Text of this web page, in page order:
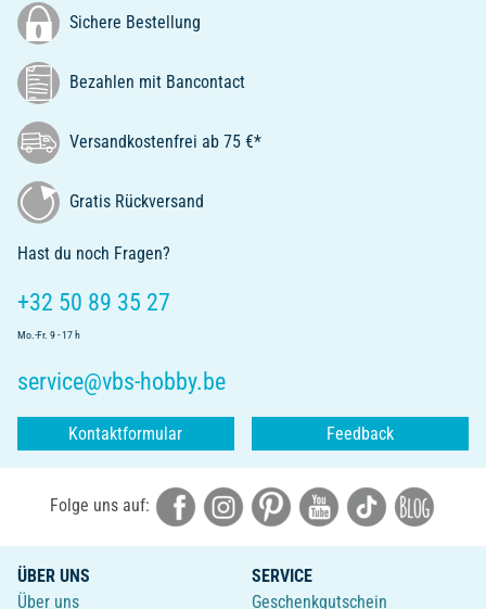
Sichere Bestellung
Bezahlen mit Bancontact
Versandkostenfrei ab 75 €*
Gratis Rückversand
Hast du noch Fragen?
+32 50 89 35 27
Mo.-Fr. 9 - 17 h
service@vbs-hobby.be
Kontaktformular Feedback
Folge uns auf:
ÜBER UNS
Über uns
SERVICE
Geschenkgutschein